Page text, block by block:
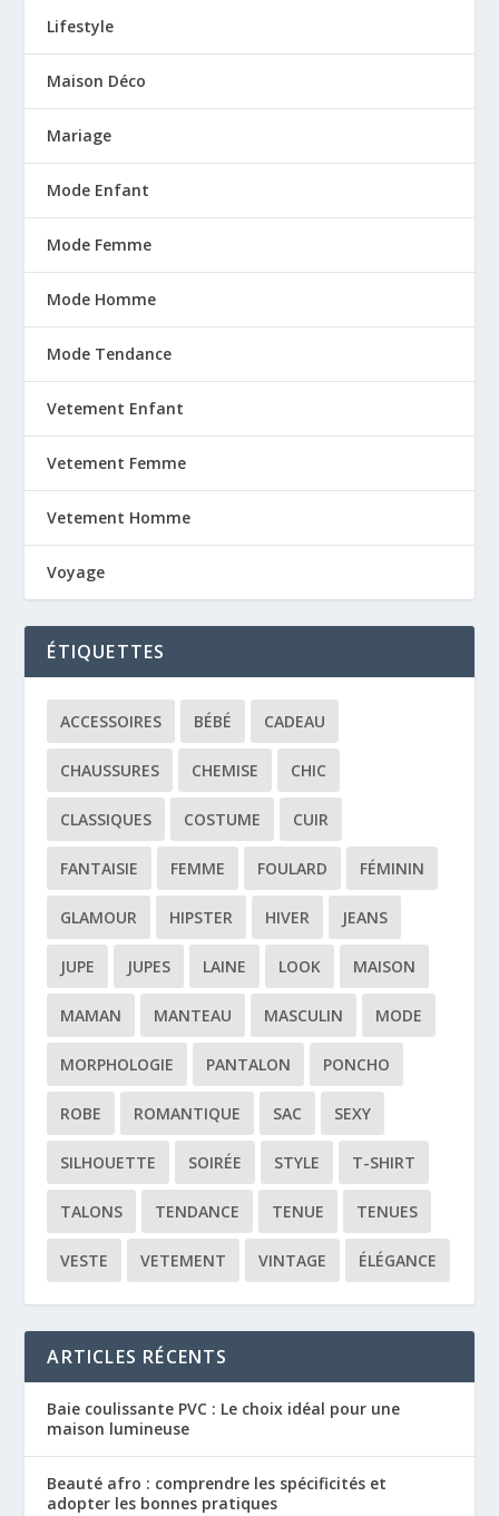
Lifestyle
Maison Déco
Mariage
Mode Enfant
Mode Femme
Mode Homme
Mode Tendance
Vetement Enfant
Vetement Femme
Vetement Homme
Voyage
ÉTIQUETTES
ACCESSOIRES BÉBÉ CADEAU
CHAUSSURES CHEMISE CHIC
CLASSIQUES COSTUME CUIR
FANTAISIE FEMME FOULARD FÉMININ
GLAMOUR HIPSTER HIVER JEANS
JUPE JUPES LAINE LOOK MAISON
MAMAN MANTEAU MASCULIN MODE
MORPHOLOGIE PANTALON PONCHO
ROBE ROMANTIQUE SAC SEXY
SILHOUETTE SOIRÉE STYLE T-SHIRT
TALONS TENDANCE TENUE TENUES
VESTE VETEMENT VINTAGE ÉLÉGANCE
ARTICLES RÉCENTS
Baie coulissante PVC : Le choix idéal pour une
maison lumineuse
Beauté afro : comprendre les spécificités et
adopter les bonnes pratiques